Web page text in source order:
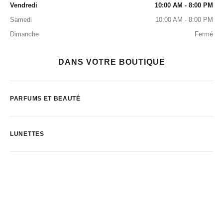
Vendredi
10:00 AM - 8:00 PM
Samedi
10:00 AM - 8:00 PM
Dimanche
Fermé
DANS VOTRE BOUTIQUE
PARFUMS ET BEAUTÉ
LUNETTES